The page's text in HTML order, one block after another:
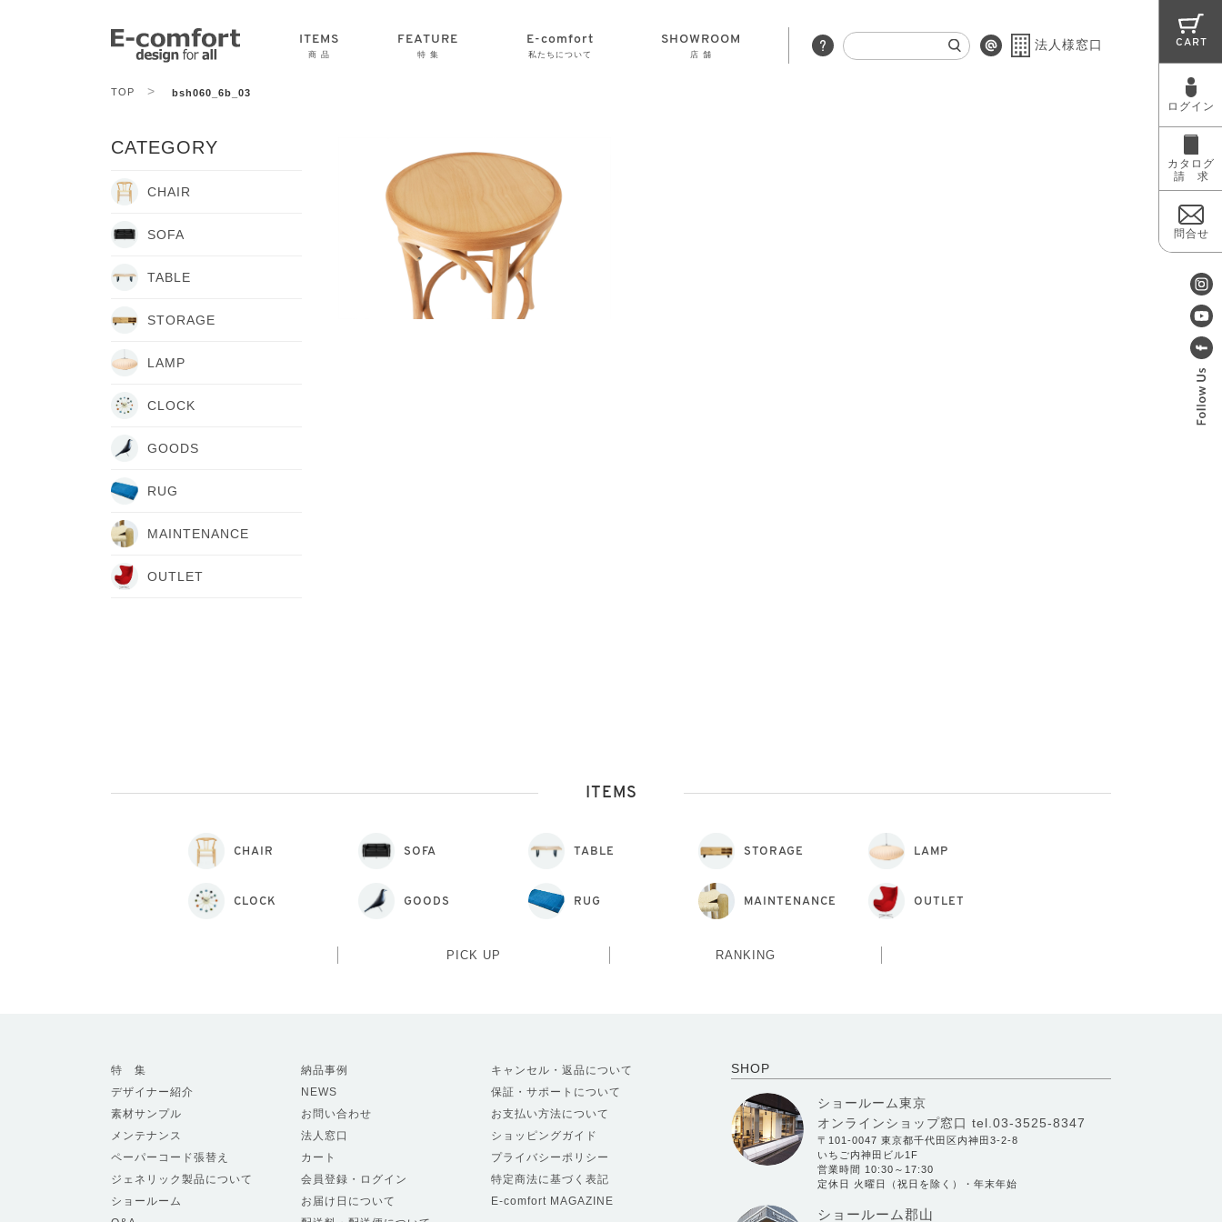
ITEMS
商 品
FEATURE
特 集
E-comfort
私たちについて
SHOWROOM
店 舗
法人様窓口 CART
ログイン
カタログ
請 求
問合せ
TOP > bsh060_6b_03
CATEGORY
CHAIR
SOFA
TABLE
STORAGE
LAMP
CLOCK
GOODS
RUG
MAINTENANCE
OUTLET
ITEMS
CHAIR SOFA TABLE STORAGE LAMP
CLOCK GOODS RUG MAINTENANCE OUTLET
PICK UP RANKING
SHOP
ショールーム東京
オンラインショップ窓口 tel.03-3525-8347
〒101-0047 東京都千代田区内神田3-2-8
いちご内神田ビル1F
営業時間 10:30～17:30
定休日 火曜日（祝日を除く）・年末年始
ショールーム郡山
特 集
デザイナー紹介
素材サンプル
メンテナンス
ペーパーコード張替え
ジェネリック製品について
ショールーム
納品事例
NEWS
お問い合わせ
法人窓口
カート
会員登録・ログイン
お届け日について
キャンセル・返品について
保証・サポートについて
お支払い方法について
ショッピングガイド
プライバシーポリシー
特定商法に基づく表記
E-comfort MAGAZINE